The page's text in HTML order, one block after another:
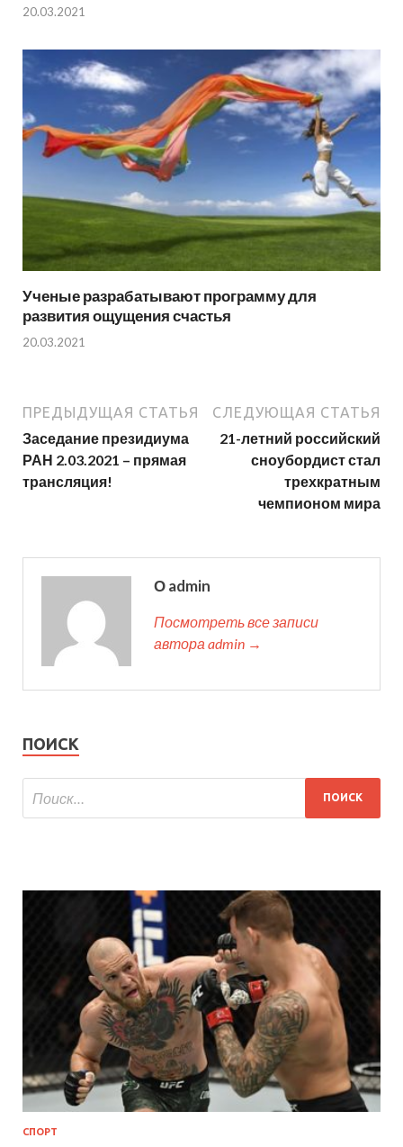
20.03.2021
Ученые разрабатывают программу для
развития ощущения счастья
20.03.2021
ПРЕДЫДУЩАЯ СТАТЬЯ
Заседание президиума
РАН 2.03.2021 – прямая
трансляция!
СЛЕДУЮЩАЯ СТАТЬЯ
21-летний российский
сноубордист стал
трехкратным
чемпионом мира
О admin
Посмотреть все записи
автора admin →
ПОИСК
СПОРТ